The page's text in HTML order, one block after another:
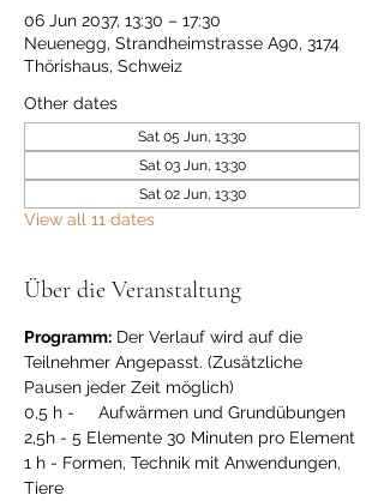
06 Jun 2037, 13:30 – 17:30
Neuenegg, Strandheimstrasse A90, 3174
Thörishaus, Schweiz
Other dates
Sat 05 Jun, 13:30
Sat 03 Jun, 13:30
Sat 02 Jun, 13:30
View all 11 dates
Über die Veranstaltung
Programm: Der Verlauf wird auf die
Teilnehmer Angepasst. (Zusätzliche
Pausen jeder Zeit möglich)
0,5 h -     Aufwärmen und Grundübungen
2,5h - 5 Elemente 30 Minuten pro Element
1 h - Formen, Technik mit Anwendungen,
Tiere